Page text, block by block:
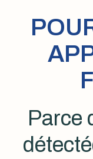
Parce